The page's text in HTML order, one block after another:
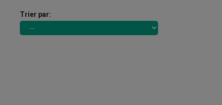
Trier par: